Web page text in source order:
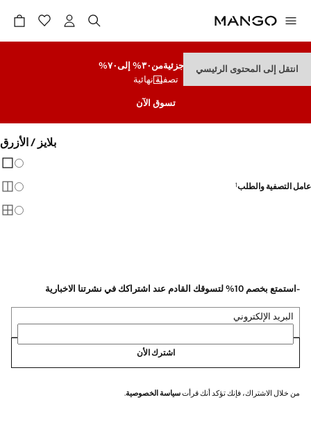
انتقل إلى المحتوى الرئيسيتنزيلات جزئيةمن٣٠% إلى٧٠%
تصفية نهائية
تسوق الآن
بلايز / الأزرق
عامل التصفية والطلب1
-استمتع بخصم 10% لتسوقك القادم عند اشتراكك في نشرتنا الاخبارية
البريد الإلكتروني
اشترك الأن
من خلال الاشتراك، فإنك تؤكد أنك قرأتسياسة الخصوصية.